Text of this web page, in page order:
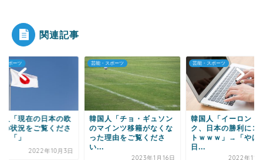
Powered by livedoor 相互RSS
関連記事
スポーツ
人「現在の日本の欧
の状況をご覧くださ
→「」
2022年10月3日
芸能・スポーツ
韓国人「チョ・ギュソン
のマインツ移籍がなくな
った理由をご覧くださ
い...
2023年1月16日
芸能・スポーツ
韓国人「イーロン・
ク、日本の勝利にコ
トｗｗｗ」→「やは
日...
2022年11